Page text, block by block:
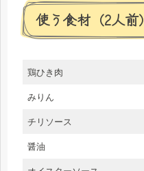
使う食材（2人前）
鶏ひき肉
みりん
チリソース
醤油